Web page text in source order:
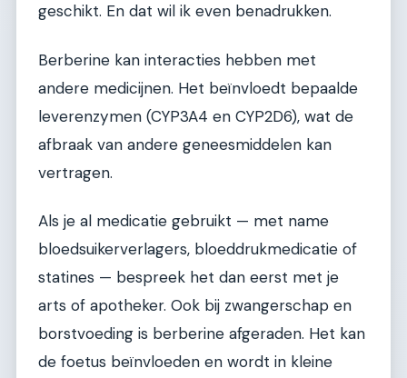
geschikt. En dat wil ik even benadrukken.
Berberine kan interacties hebben met
andere medicijnen. Het beïnvloedt bepaalde
leverenzymen (CYP3A4 en CYP2D6), wat de
afbraak van andere geneesmiddelen kan
vertragen.
Als je al medicatie gebruikt — met name
bloedsuikerverlagers, bloeddrukmedicatie of
statines — bespreek het dan eerst met je
arts of apotheker. Ook bij zwangerschap en
borstvoeding is berberine afgeraden. Het kan
de foetus beïnvloeden en wordt in kleine